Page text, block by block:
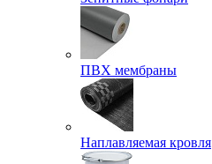
ПВХ мембраны
Наплавляемая кровля